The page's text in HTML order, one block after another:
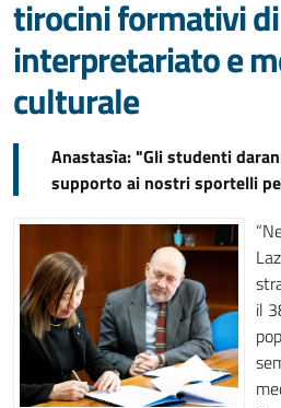
tirocini formativi di
interpretariato e
culturale
Anastasìa: "Gli studenti
supporto ai nostri sportelli
il